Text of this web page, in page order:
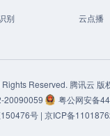
别 云点播
Reserved. 腾讯云 版
20090059
粤公网安备
号 | 京ICP备